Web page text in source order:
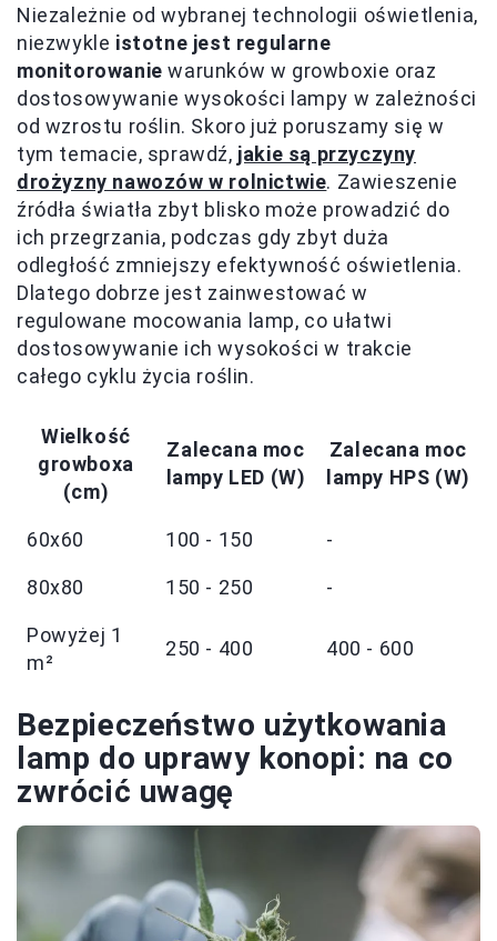
Niezależnie od wybranej technologii oświetlenia,
niezwykle istotne jest regularne
monitorowanie warunków w growboxie oraz
dostosowywanie wysokości lampy w zależności
od wzrostu roślin. Skoro już poruszamy się w
tym temacie, sprawdź, jakie są przyczyny
drożyzny nawozów w rolnictwie. Zawieszenie
źródła światła zbyt blisko może prowadzić do
ich przegrzania, podczas gdy zbyt duża
odległość zmniejszy efektywność oświetlenia.
Dlatego dobrze jest zainwestować w
regulowane mocowania lamp, co ułatwi
dostosowywanie ich wysokości w trakcie
całego cyklu życia roślin.
Wielkość
growboxa
(cm)
Zalecana moc
lampy LED (W)
Zalecana moc
lampy HPS (W)
60x60 100 - 150 -
80x80 150 - 250 -
Powyżej 1
m²
250 - 400 400 - 600
Bezpieczeństwo użytkowania
lamp do uprawy konopi: na co
zwrócić uwagę